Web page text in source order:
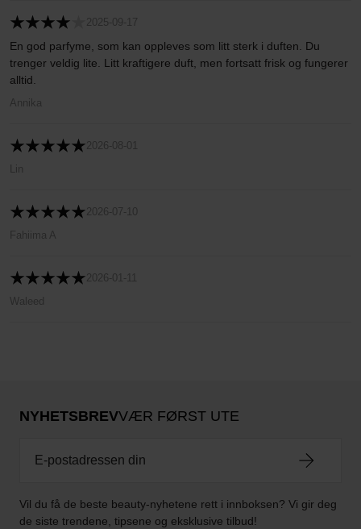
2025-09-17
En god parfyme, som kan oppleves som litt sterk i duften. Du
trenger veldig lite. Litt kraftigere duft, men fortsatt frisk og fungerer
alltid.
Annika
2026-08-01
Lin
2026-07-10
Fahiima A
2026-01-11
Waleed
NYHETSBREVVÆR FØRST UTE
Vil du få de beste beauty-nyhetene rett i innboksen? Vi gir deg
de siste trendene, tipsene og eksklusive tilbud!